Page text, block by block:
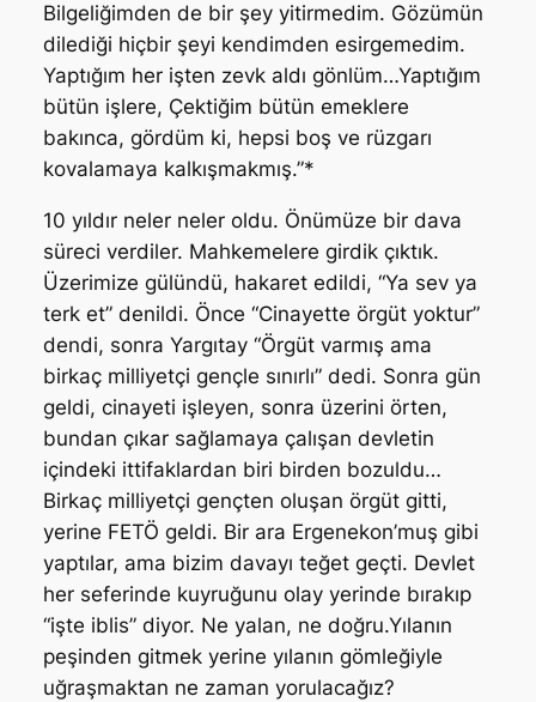
Bilgeliğimden de bir şey yitirmedim. Gözümün
dilediği hiçbir şeyi kendimden esirgemedim.
Yaptığım her işten zevk aldı gönlüm…Yaptığım
bütün işlere, Çektiğim bütün emeklere
bakınca, gördüm ki, hepsi boş ve rüzgarı
kovalamaya kalkışmakmış.”*
10 yıldır neler neler oldu. Önümüze bir dava
süreci verdiler. Mahkemelere girdik çıktık.
Üzerimize gülündü, hakaret edildi, “Ya sev ya
terk et” denildi. Önce “Cinayette örgüt yoktur”
dendi, sonra Yargıtay “Örgüt varmış ama
birkaç milliyetçi gençle sınırlı” dedi. Sonra gün
geldi, cinayeti işleyen, sonra üzerini örten,
bundan çıkar sağlamaya çalışan devletin
içindeki ittifaklardan biri birden bozuldu…
Birkaç milliyetçi gençten oluşan örgüt gitti,
yerine FETÖ geldi. Bir ara Ergenekon’muş gibi
yaptılar, ama bizim davayı teğet geçti. Devlet
her seferinde kuyruğunu olay yerinde bırakıp
“işte iblis” diyor. Ne yalan, ne doğru.Yılanın
peşinden gitmek yerine yılanın gömleğiyle
uğraşmaktan ne zaman yorulacağız?